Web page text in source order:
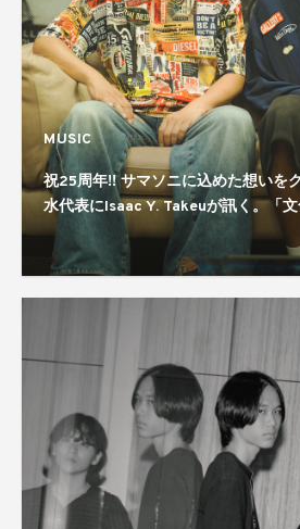
MUSIC
祝25周年!! サマソニに込めた想いを
水代表にIsaac Y. Takeuが訊く。「
いくもの」「規模感が大事」